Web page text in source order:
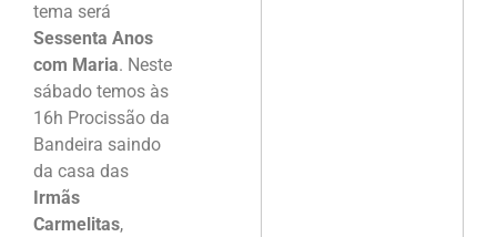
tema será
Sessenta Anos
com Maria. Neste
sábado temos às
16h Procissão da
Bandeira saindo
da casa das
Irmãs
Carmelitas,